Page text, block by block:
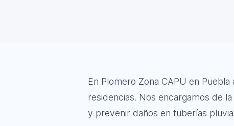
En Plomero Zona CAPU en
residencias. Nos encargamos de
y prevenir daños en tuberías